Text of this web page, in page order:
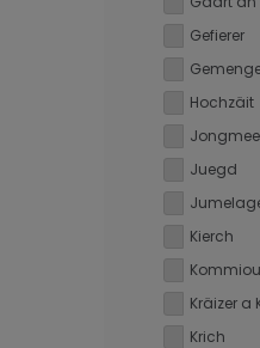
Gefierer
Hochzäit
Juegd
Kierch
Kräizer a
Krich